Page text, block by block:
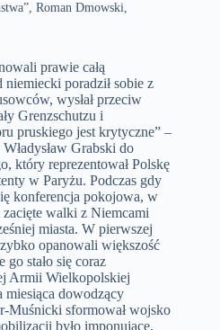
Roman Dmowski,
prawie całą
poradził sobie z
wysłał przeciw
Grenzschutzu i
pruskiego jest krytyczne” –
Grabski do
który reprezentował Polskę
w Paryżu. Podczas gdy
konferencja pokojowa, w
walki z Niemcami
miasta. W pierwszej
opanowali większość
go stało się coraz
Armii Wielkopolskiej
miesiąca dowodzący
Muśnicki sformował wojsko
było imponujące,